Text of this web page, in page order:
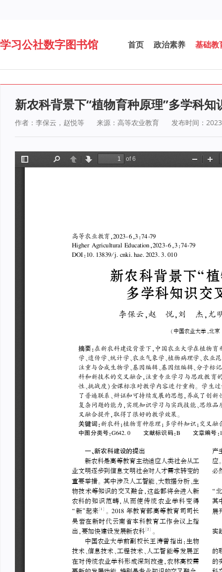
学习公社数字图书馆 首页 政治素养 基础教
新农科背景下“植物育种原理”多学科知
作者：李保云，赵悦等 来源：高等农业教育 发布时间：